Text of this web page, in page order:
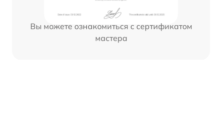
Вы можете ознакомиться с сертификатом
мастера